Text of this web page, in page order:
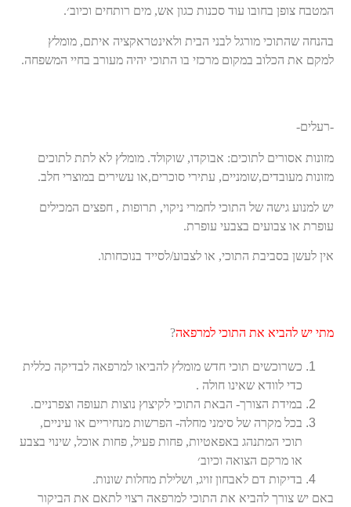
המטבח צופן בחובו עוד סכנות כגון אש, מים רותחים וכיוב׳.
בהנחה שהתוכי מורגל לבני הבית ולאינטראקציה איתם, מומלץ
למקם את הכלוב במקום מרכזי בו התוכי יהיה מעורב בחיי המשפחה.
-רעלים-
מזונות אסורים לתוכים: אבוקדו, שוקולד. מומלץ לא לתת לתוכים
מזונות מעובדים,שומניים, עתירי סוכרים,או עשירים במוצרי חלב.
יש למנוע גישה של התוכי לחמרי ניקוי, תרופות , חפצים המכילים
עופרת או צבועים בצבעי עופרת.
אין לעשן בסביבת התוכי, או לצבוע/לסייד בנוכחותו.
מתי יש להביא את התוכי למרפאה?
כשרוכשים תוכי חדש מומלץ להביאו למרפאה לבדיקה כללית
כדי לוודא שאינו חולה .
במידת הצורך- הבאת התוכי לקיצוץ נוצות תעופה וצפרניים.
בכל מקרה של סימני מחלה- הפרשות מנחיריים או עיניים,
תוכי המתנהג באפאטיות, פחות פעיל, פחות אוכל, שינוי בצבע
או מרקם הצואה וכיוב׳
בדיקות דם לאבחון זויג, ושלילת מחלות שונות.
באם יש צורך להביא את התוכי למרפאה רצוי לתאם את הביקור